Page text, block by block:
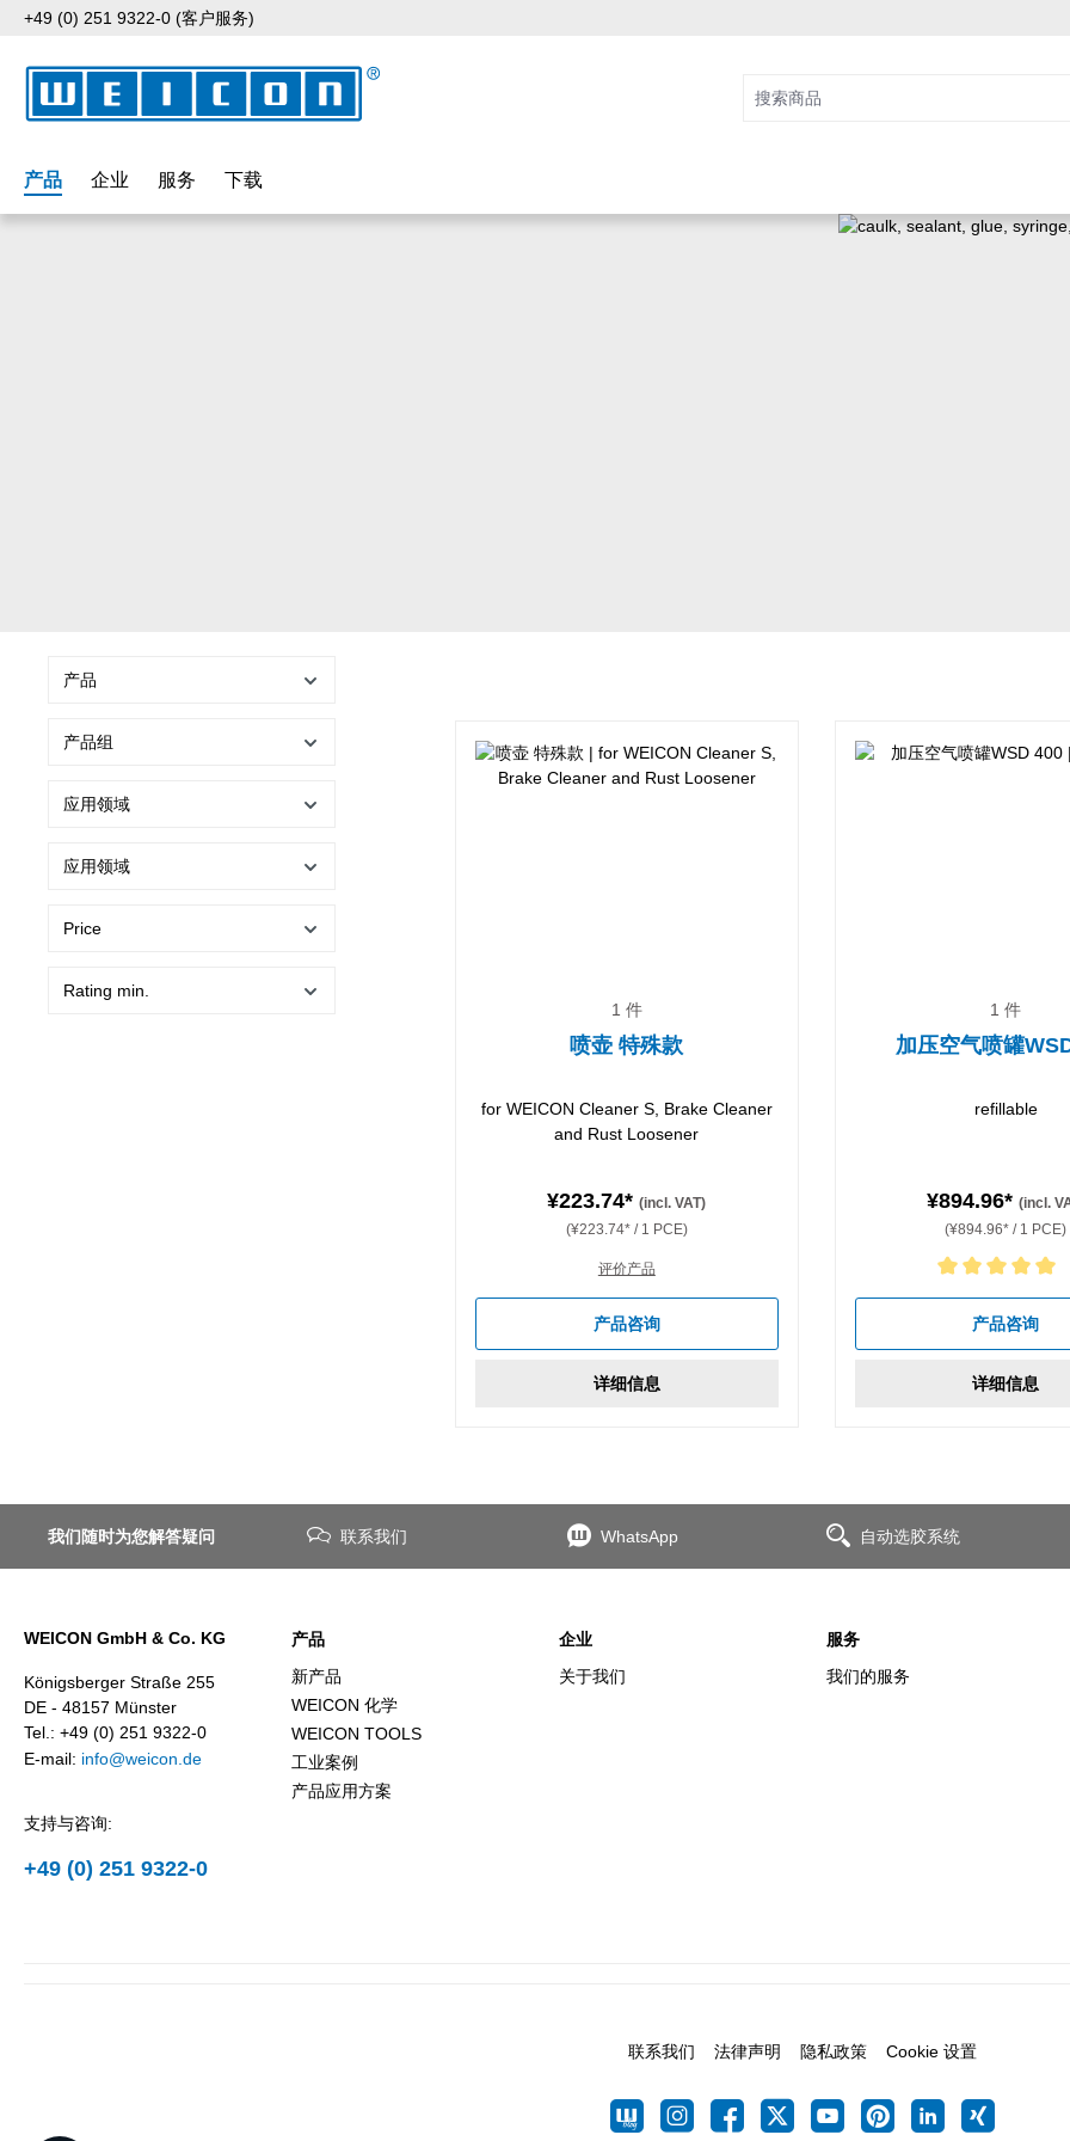
to main content
Skip to search
Skip to main navigation
+49 (0) 251 9322-0 (客户服务)
产品 企业 服务 下载
产品
产品组
应用领域
应用领域
Price
Rating min.
1 件
喷壶 特殊款
for WEICON Cleaner S, Brake Cleaner
and Rust Loosener
¥223.74*(incl. VAT)
(¥223.74* / 1 PCE)
评价产品
产品咨询
详细信息
1 件
加压空气喷罐
refillable
¥894.96* (incl.
(¥894.96* / 1 PCE)
Average rating of 5 out of 5
产品咨询
详细信息
我们随时为您解答疑问 联系我们 WhatsApp 自动选胶系统
WEICON GmbH & Co. KG
Königsberger Straße 255
DE - 48157 Münster
Tel.: +49 (0) 251 9322-0
E-mail: info@weicon.de
支持与咨询:
+49 (0) 251 9322-0
产品
新产品
WEICON 化学
WEICON TOOLS
工业案例
产品应用方案
企业
关于我们
服务
我们的服务
联系我们 法律声明 隐私政策 Cookie 设置